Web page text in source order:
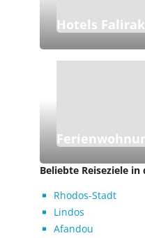
Hotels
Beliebte Reiseziele in
Rhodos-Stadt
Lindos
Afandou